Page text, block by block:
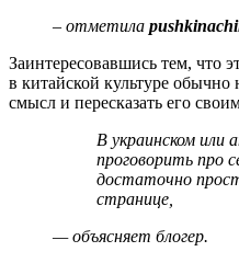
– отметила
Заинтересовавшись тем, что
в китайской культуре
смысл и пересказать его
В украинском или английском языке у нас есть алфавит, и когда мы смотрим в книгу, нам нужно
проговорить про
достаточно
странице,
— объясняет блогер.